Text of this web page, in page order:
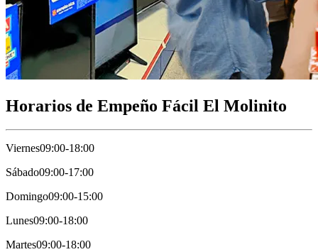
Horarios de Empeño Fácil El Molinito
Viernes09:00-18:00
Sábado09:00-17:00
Domingo09:00-15:00
Lunes09:00-18:00
Martes09:00-18:00